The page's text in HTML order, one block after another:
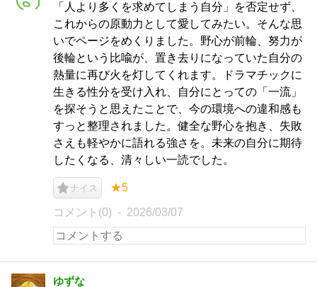
「人より多くを求めてしまう自分」を否定せず、
これからの原動力として愛してみたい。そんな思
いでページをめくりました。野心が前輪、努力が
後輪という比喩が、置き去りになっていた自分の
熱量に再び火を灯してくれます。ドラマチックに
生きる性分を受け入れ、自分にとっての「一流」
を探そうと思えたことで、今の環境への違和感も
すっと整理されました。健全な野心を抱き、失敗
さえも軽やかに語れる強さを。未来の自分に期待
したくなる、清々しい一読でした。
ナイス ★5
コメント(0) 2026/03/07
ゆずな